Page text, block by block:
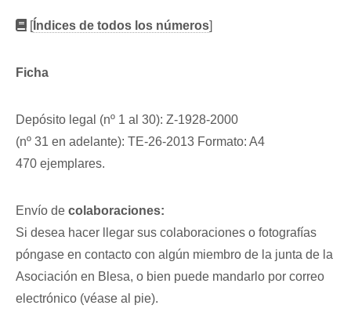
[Índices de todos los números]
Ficha
Depósito legal (nº 1 al 30): Z-1928-2000
(nº 31 en adelante): TE-26-2013 Formato: A4
470 ejemplares.
Envío de colaboraciones:
Si desea hacer llegar sus colaboraciones o fotografías
póngase en contacto con algún miembro de la junta de la
Asociación en Blesa, o bien puede mandarlo por correo
electrónico (véase al pie).